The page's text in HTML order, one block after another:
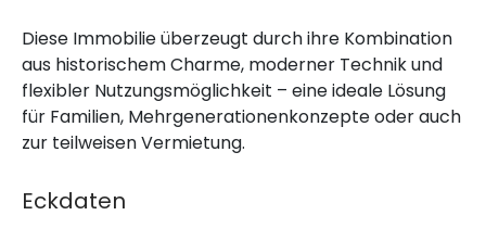
Diese Immobilie überzeugt durch ihre Kombination
aus historischem Charme, moderner Technik und
flexibler Nutzungsmöglichkeit – eine ideale Lösung
für Familien, Mehrgenerationenkonzepte oder auch
zur teilweisen Vermietung.
Eckdaten